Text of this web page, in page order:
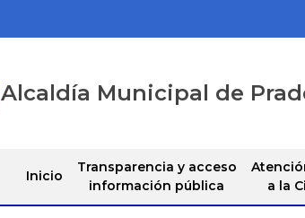
Alcaldía Municipal de
Inicio
Transparencia y acceso
información pública
a la